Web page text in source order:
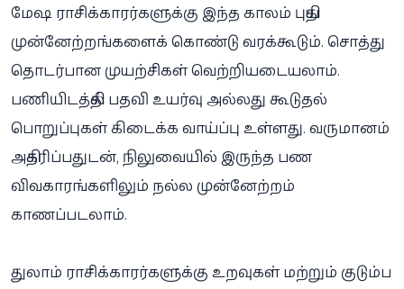
மேஷ ராசிக்காரர்களுக்கு இந்த காலம் புதிய
முன்னேற்றங்களைக் கொண்டு வரக்கூடும். சொத்து
தொடர்பான முயற்சிகள் வெற்றியடையலாம்.
பணியிடத்தில் பதவி உயர்வு அல்லது கூடுதல்
பொறுப்புகள் கிடைக்க வாய்ப்பு உள்ளது. வருமானம்
அதிகரிப்பதுடன், நிலுவையில் இருந்த பண
விவகாரங்களிலும் நல்ல முன்னேற்றம்
காணப்படலாம்.
துலாம் ராசிக்காரர்களுக்கு உறவுகள் மற்றும் குடும்ப